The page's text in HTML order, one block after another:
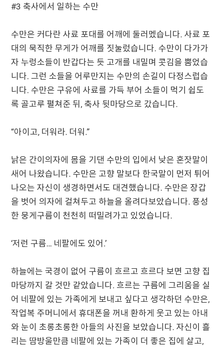
#3 축사에서 일하는 수만
수만은 커다란 사료 포대를 어깨에 둘러멨습니다. 사료 포
대의 묵직한 무게가 어깨를 짓눌렀습니다. 수만이 다가가
자 누렁소들이 반갑다는 듯 고개를 내밀며 콧김을 뿜었습
니다. 그런 소들을 어루만지는 수만의 손길이 다정스럽습
니다. 수만은 구유에 사료를 가득 부어 소들이 먹기 쉽도
록 골고루 펼쳐준 뒤, 축사 뒷마당으로 갔습니다.
“아이고, 더워라. 더워.”
낡은 간이의자에 몸을 기댄 수만의 입에서 낮은 혼잣말이
새어 나왔습니다. 수만은 고향 말보다 한국말이 먼저 튀어
나오는 자신이 생경하면서도 대견했습니다. 수만은 장갑
을 벗어 의자에 걸쳐두고 하늘을 올려다보았습니다. 풍성
한 뭉게구름이 천천히 떠밀려가고 있었습니다.
‘저런 구름… 네팔에도 있어.’
하늘에는 국경이 없어 구름이 흐르고 흐르다 보면 고향 집
마당까지 갈 것만 같았습니다. 흐르는 구름에 그리움을 실
어 네팔에 있는 가족에게 보내고 싶다고 생각하던 수만은,
작업복 주머니에서 휴대폰을 꺼내 환하게 웃고 있는 아내
와 눈이 초롱초롱한 아들의 사진을 보았습니다. 자신이 흘
리는 땀방울만큼 네팔에 있는 가족이 더 좋은 집에 살고,